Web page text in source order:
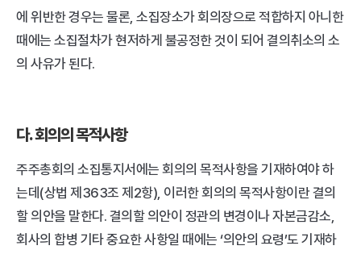
에 위반한 경우는 물론, 소집장소가 회의장으로 적합하지 아니한
때에는 소집절차가 현저하게 불공정한 것이 되어 결의취소의 소
의 사유가 된다.
다. 회의의 목적사항
주주총회의 소집통지서에는 회의의 목적사항을 기재하여야 하
는데(상법 제363조 제2항), 이러한 회의의 목적사항이란 결의
할 의안을 말한다. 결의할 의안이 정관의 변경이나 자본금감소,
회사의 합병 기타 중요한 사항일 때에는 ‘의안의 요령’도 기재하